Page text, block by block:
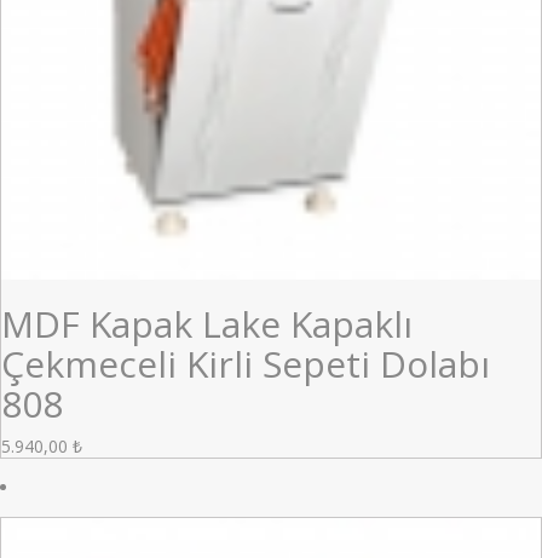
MDF Kapak Lake Kapaklı
Çekmeceli Kirli Sepeti Dolabı
808
5.940,00 ₺